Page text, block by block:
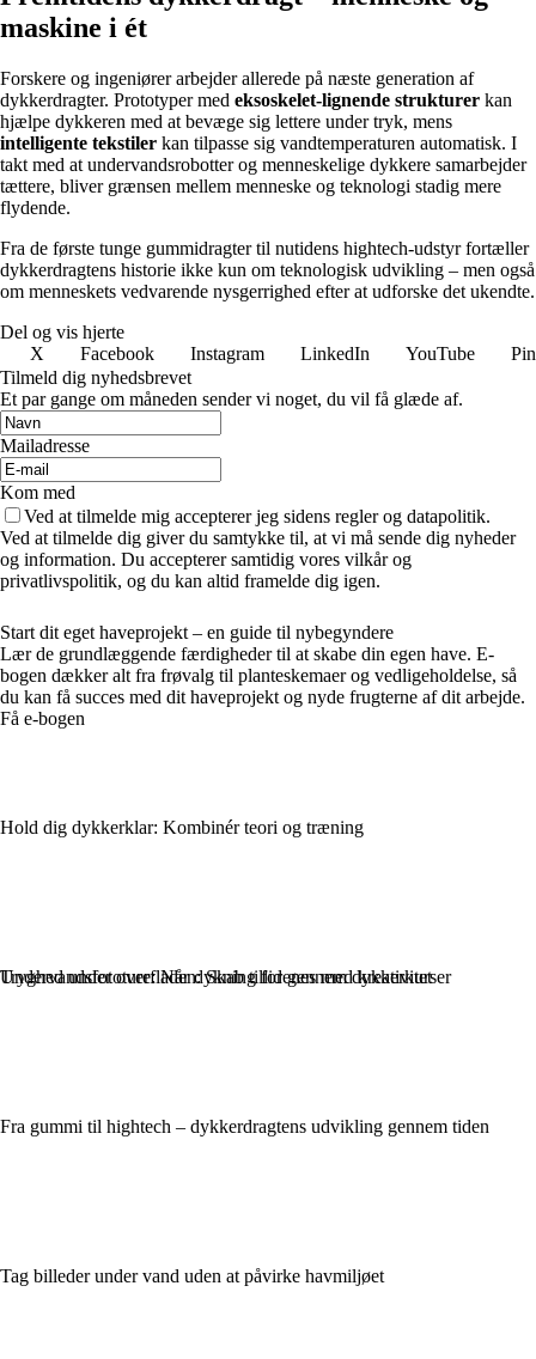
maskine i ét
Forskere og ingeniører arbejder allerede på næste generation af
dykkerdragter. Prototyper med eksoskelet-lignende strukturer kan
hjælpe dykkeren med at bevæge sig lettere under tryk, mens
intelligente tekstiler kan tilpasse sig vandtemperaturen automatisk. I
takt med at undervandsrobotter og menneskelige dykkere samarbejder
tættere, bliver grænsen mellem menneske og teknologi stadig mere
flydende.
Fra de første tunge gummidragter til nutidens hightech-udstyr fortæller
dykkerdragtens historie ikke kun om teknologisk udvikling – men også
om menneskets vedvarende nysgerrighed efter at udforske det ukendte.
Del og vis hjerte
X
Facebook Instagram LinkedIn YouTube
Tilmeld dig nyhedsbrevet
Et par gange om måneden sender vi noget, du vil få glæde af.
Mailadresse
Kom med
Ved at tilmelde mig accepterer jeg sidens regler og datapolitik.
Ved at tilmelde dig giver du samtykke til, at vi må sende dig nyheder
og information. Du accepterer samtidig vores vilkår og
privatlivspolitik, og du kan altid framelde dig igen.
Start dit eget haveprojekt – en guide til nybegyndere
Lær de grundlæggende færdigheder til at skabe din egen have. E-
bogen dækker alt fra frøvalg til planteskemaer og vedligeholdelse, så
du kan få succes med dit haveprojekt og nyde frugterne af dit arbejde.
Få e-bogen
Hold dig dykkerklar: Kombinér teori og træning
Undervandsfototure: Når dykning forenes med kreativitet
Fra gummi til hightech – dykkerdragtens udvikling gennem tiden
Tag billeder under vand uden at påvirke havmiljøet
Tryghed under overfladen: Skab tillid gennem dykkerkurser